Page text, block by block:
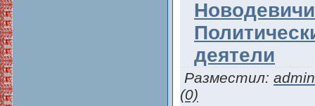
деятели
Разместил: admin
(0)